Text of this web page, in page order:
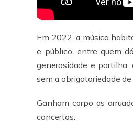
Em 2022, a música
e público, entre quem
generosidade e
sem a obrigatoriedade
Ganham corpo as
concertos.